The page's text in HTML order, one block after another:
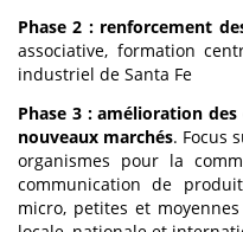
Phase 2 : renforcement
associative, formation
industriel de Santa Fe
Phase 3 : amélioration
nouveaux marchés. Focus
organismes pour la
communication de
micro, petites et moyennes